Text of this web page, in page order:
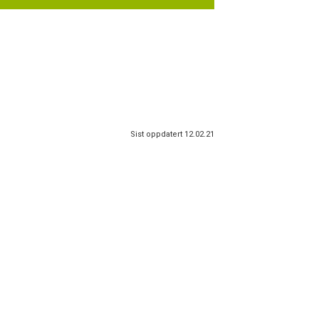
Sist oppdatert 12.02.21